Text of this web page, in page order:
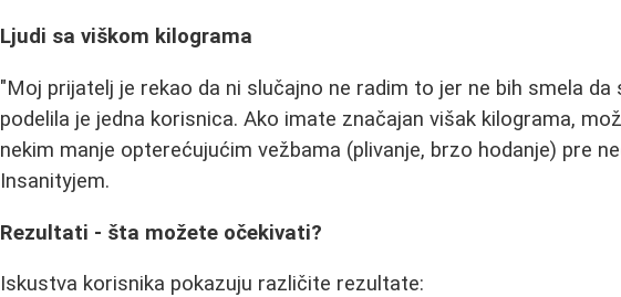
Ljudi sa viškom kilograma
"Moj prijatelj je rekao da ni slučajno ne radim to jer ne bih smela da
podelila je jedna korisnica. Ako imate značajan višak kilograma,
nekim manje opterećujućim vežbama (plivanje, brzo hodanje) pre
Insanityjem.
Rezultati - šta možete očekivati?
Iskustva korisnika pokazuju različite rezultate: